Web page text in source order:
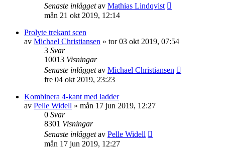
Senaste inläggetav Mathias Lindqvist
mån 21 okt 2019, 12:14
Prolyte trekant scen
av Michael Christiansen » tor 03 okt 2019, 07:54
3 Svar
10013 Visningar
Senaste inläggetav Michael Christiansen
fre 04 okt 2019, 23:23
Kombinera 4-kant med ladder
av Pelle Widell » mån 17 jun 2019, 12:27
0 Svar
8301 Visningar
Senaste inläggetav Pelle Widell
mån 17 jun 2019, 12:27